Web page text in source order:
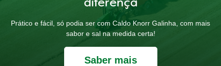
diferença
Prático e fácil, só podia ser com Caldo Knorr Galinha, com mais
sabor e sal na medida certa!
Saber mais